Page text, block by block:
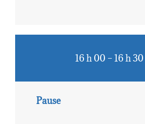
16 h 00 – 16 h 30
Pause